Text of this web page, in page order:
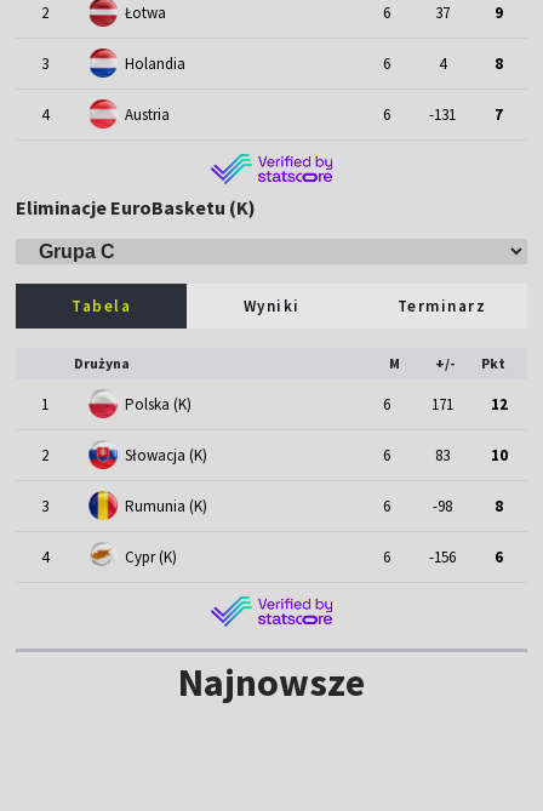
2 Łotwa 6 37 9
3 Holandia 6 4 8
4 Austria 6 -131 7
Eliminacje EuroBasketu (K)
Tabela Wyniki Terminarz
Drużyna M +/- Pkt
1 Polska (K) 6 171 12
2 Słowacja (K) 6 83 10
3 Rumunia (K) 6 -98 8
4 Cypr (K) 6 -156 6
Najnowsze